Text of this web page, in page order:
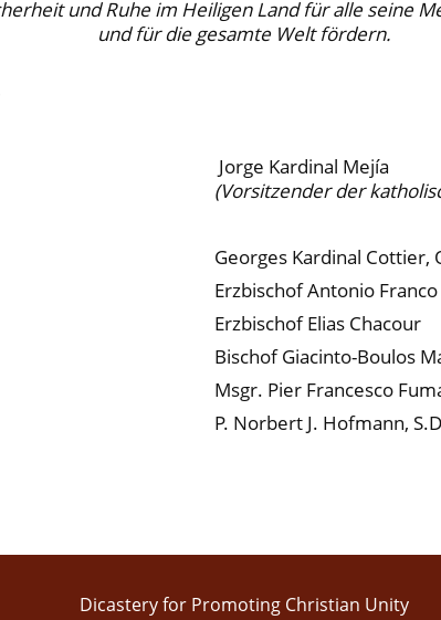
und Ruhe im Heiligen Land für alle seine
und für die gesamte Welt fördern.
Jorge Kardinal Mejía
(Vorsitzender der
Georges Kardinal Cottier,
Erzbischof Antonio Franco
Erzbischof Elias Chacour
Bischof Giacinto-Boulos
Msgr. Pier Francesco
P. Norbert J. Hofmann,
Dicastery for Promoting Christian Unity